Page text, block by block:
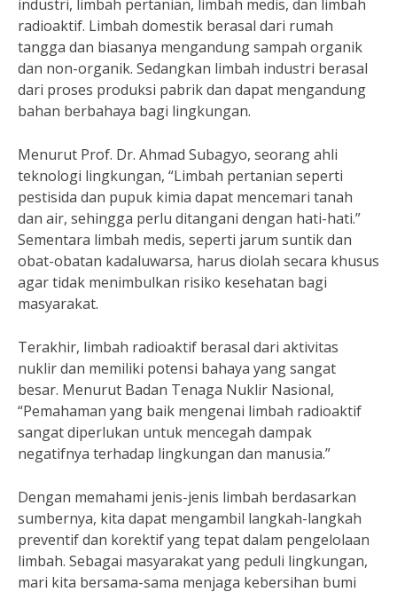
industri, limbah pertanian, limbah medis, dan limbah
radioaktif. Limbah domestik berasal dari rumah
tangga dan biasanya mengandung sampah organik
dan non-organik. Sedangkan limbah industri berasal
dari proses produksi pabrik dan dapat mengandung
bahan berbahaya bagi lingkungan.
Menurut Prof. Dr. Ahmad Subagyo, seorang ahli
teknologi lingkungan, “Limbah pertanian seperti
pestisida dan pupuk kimia dapat mencemari tanah
dan air, sehingga perlu ditangani dengan hati-hati.”
Sementara limbah medis, seperti jarum suntik dan
obat-obatan kadaluwarsa, harus diolah secara khusus
agar tidak menimbulkan risiko kesehatan bagi
masyarakat.
Terakhir, limbah radioaktif berasal dari aktivitas
nuklir dan memiliki potensi bahaya yang sangat
besar. Menurut Badan Tenaga Nuklir Nasional,
“Pemahaman yang baik mengenai limbah radioaktif
sangat diperlukan untuk mencegah dampak
negatifnya terhadap lingkungan dan manusia.”
Dengan memahami jenis-jenis limbah berdasarkan
sumbernya, kita dapat mengambil langkah-langkah
preventif dan korektif yang tepat dalam pengelolaan
limbah. Sebagai masyarakat yang peduli lingkungan,
mari kita bersama-sama menjaga kebersihan bumi